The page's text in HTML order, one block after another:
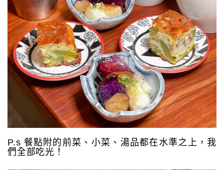
P.s 餐點附的前菜、小菜、湯品都在水準之上，我
們全部吃光！